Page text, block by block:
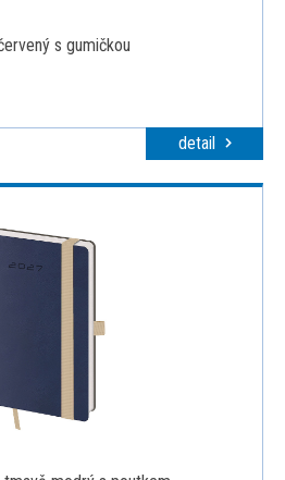
s gumičkou
detail